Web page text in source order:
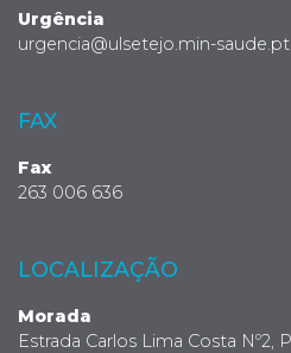
Urgência
urgencia@ulsetejo.min-saude.pt
FAX
Fax
263 006 636
LOCALIZAÇÃO
Morada
Estrada Carlos Lima Costa Nº2,